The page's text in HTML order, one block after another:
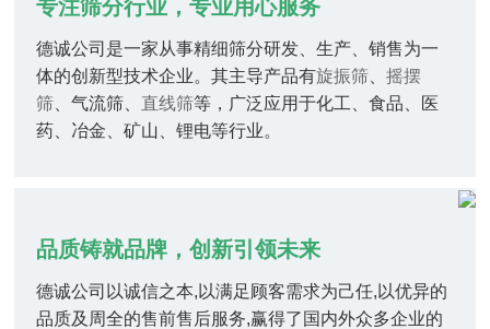
专注筛分行业，专业用心服务
德诚公司是一家从事精细筛分研发、生产、销售为一
体的创新型技术企业。其主导产品有旋振筛 、摇摆
筛 、气流筛、 直线筛等，广泛应用于化工、食品、医
药、冶金、矿山、锂电等行业。
品质铸就品牌，创新引领未来
德诚公司以诚信之本,以满足顾客需求为己任,以优异的
品质及周全的售前售后服务,赢得了国内外众多企业的